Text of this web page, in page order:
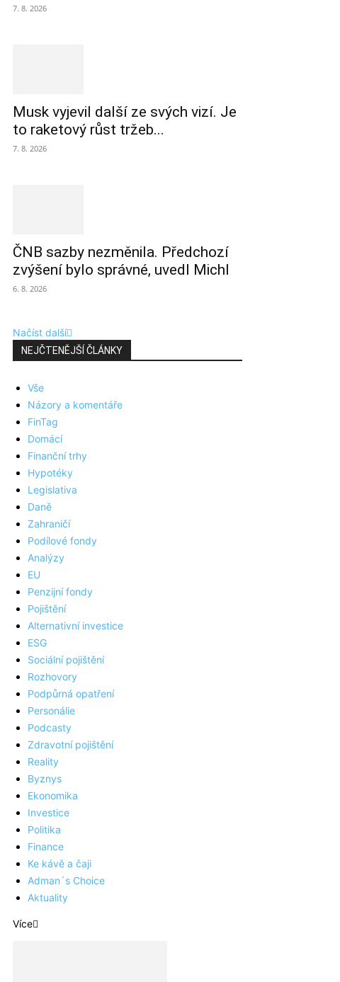
7. 8. 2026
Musk vyjevil další ze svých vizí. Je
to raketový růst tržeb...
7. 8. 2026
ČNB sazby nezměnila. Předchozí
zvýšení bylo správné, uvedl Michl
6. 8. 2026
Načíst další
NEJČTENĚJŠÍ ČLÁNKY
Vše
Názory a komentáře
FinTag
Domácí
Finanční trhy
Hypotéky
Legislativa
Daně
Zahraničí
Podílové fondy
Analýzy
EU
Penzijní fondy
Pojištění
Alternativní investice
ESG
Sociální pojištění
Rozhovory
Podpůrná opatření
Personálie
Podcasty
Zdravotní pojištění
Reality
Byznys
Ekonomika
Investice
Politika
Finance
Ke kávě a čaji
Adman´s Choice
Aktuality
Více